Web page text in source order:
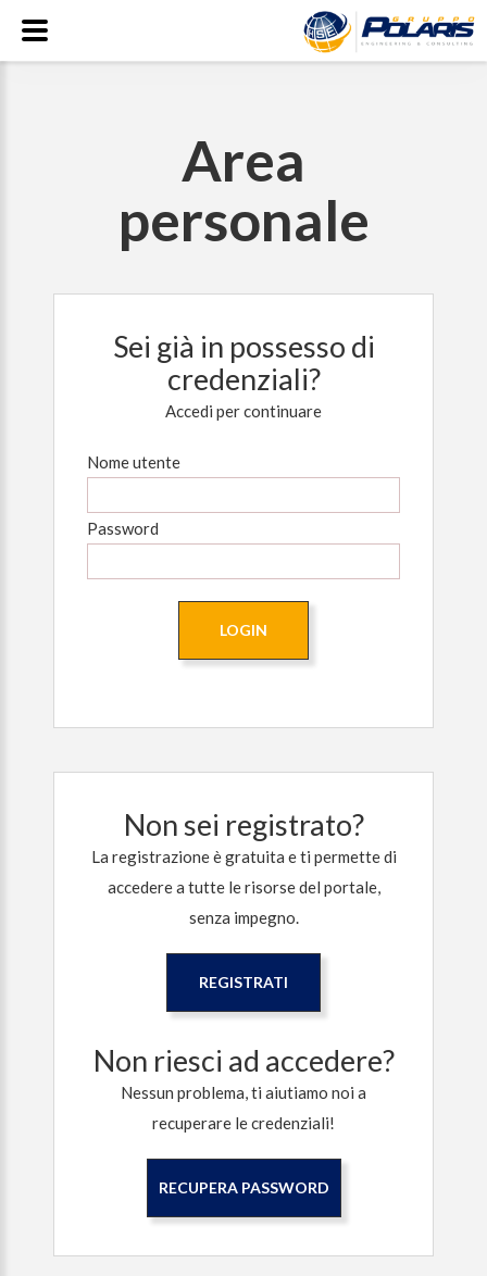
Area
personale
Sei già in possesso di
credenziali?
Accedi per continuare
Nome utente
Password
Non sei registrato?
La registrazione è gratuita e ti permette di
accedere a tutte le risorse del portale,
senza impegno.
REGISTRATI
Non riesci ad accedere?
Nessun problema, ti aiutiamo noi a
recuperare le credenziali!
RECUPERA PASSWORD